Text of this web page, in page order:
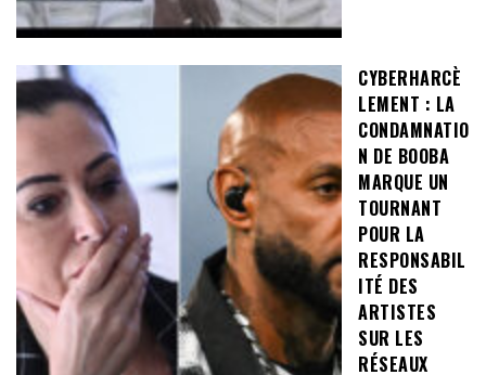
CYBERHARCÈ
LEMENT : LA
CONDAMNATIO
N DE BOOBA
MARQUE UN
TOURNANT
POUR LA
RESPONSABIL
ITÉ DES
ARTISTES
SUR LES
RÉSEAUX